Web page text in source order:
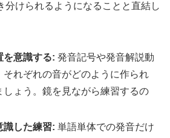
分けられるようになることと直結し
を意識する: 発音記号や発音解説動
それぞれの音がどのように作られ
しょう。鏡を見ながら練習するの
識した練習: 単語単体での発音だけ